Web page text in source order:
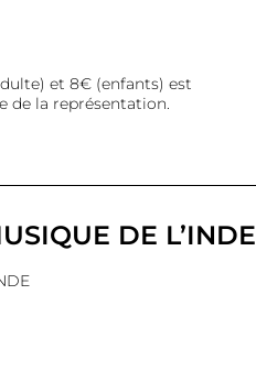
et 8€ (enfants) est
de la représentation.
DE L’INDE